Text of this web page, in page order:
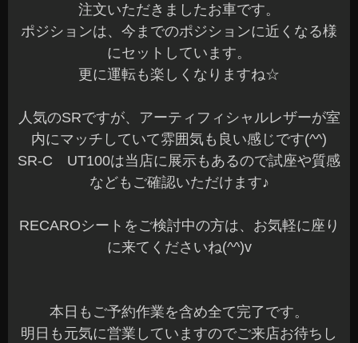
注文いただきましたお車です。
ポジションは、今までのポジションに近くなる様
にセットしています。
更に運転も楽しくなりますね☆
人気のSRですが、アーティフィシャルレザーが室
内にマッチしていて雰囲気も良い感じです(^^)
SR-C UT100は当店に展示もあるので試座や質感
などもご確認いただけます♪
RECAROシートをご検討中の方は、お気軽に座り
に来てくださいね(^^)v
本日もご予約作業を含め全て完了です。
明日も元気に営業していますのでご来店お待ちし